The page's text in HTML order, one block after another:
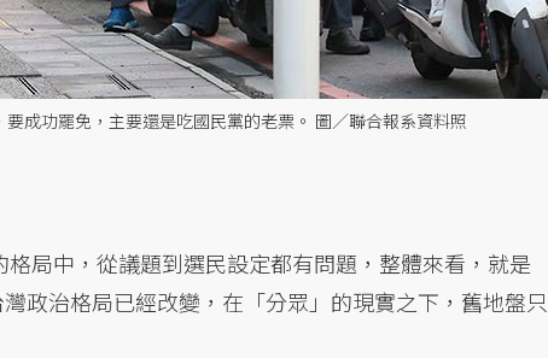
成功罷免，主要還是吃國民黨的老票。 圖／聯合報系資料照
局中，從議題到選民設定都有問題，整體來看，就是
政治格局已經改變，在「分眾」的現實之下，舊地盤只